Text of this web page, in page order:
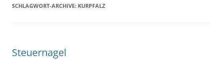
SCHLAGWORT-ARCHIVE: KURPFALZ
Steuernagel